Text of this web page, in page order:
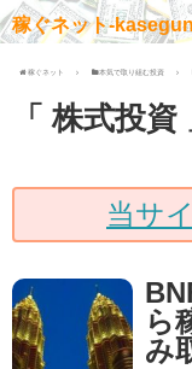
稼ぐネット-
稼ぐネット 本気で取り組む投資
「 株式投
当サ
ら
み